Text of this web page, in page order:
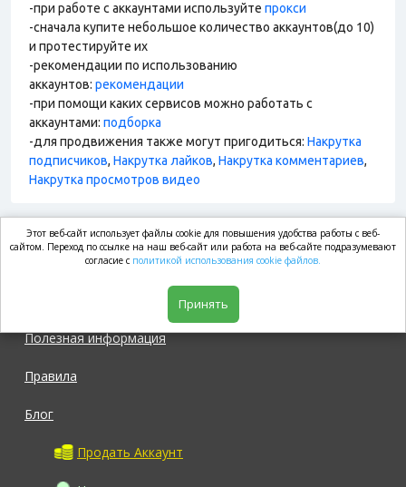
-при работе с аккаунтами используйте прокси
-сначала купите небольшое количество аккаунтов(до 10)
и протестируйте их
-рекомендации по использованию
аккаунтов: рекомендации
-при помощи каких сервисов можно работать с
аккаунтами: подборка
-для продвижения также могут пригодиться: Накрутка
подписчиков, Накрутка лайков, Накрутка комментариев,
Накрутка просмотров видео
market.com
Полезная информация
Правила
Блог
Продать Аккаунт
Этот веб-сайт использует файлы cookie для повышения удобства работы с веб-
сайтом. Переход по ссылке на наш веб-сайт или работа на веб-сайте подразумевают
согласие с политикой использования cookie файлов.
Принять